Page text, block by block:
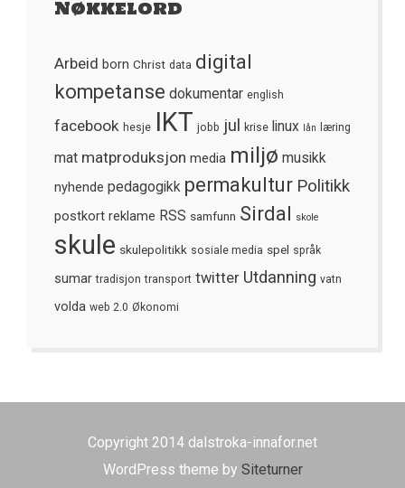
Nøkkelord
Arbeid born Christ data digital
kompetanse dokumentar english
facebook hesje IKT jobb jul krise linux lån læring
mat matproduksjon media miljø musikk
nyhende pedagogikk permakultur Politikk
postkort reklame RSS samfunn Sirdal skole
skule skulepolitikk sosiale media spel språk
sumar tradisjon transport twitter Utdanning vatn
volda web 2.0 Økonomi
Copyright 2014 dalstroka-innafor.net
WordPress theme by Siteturner